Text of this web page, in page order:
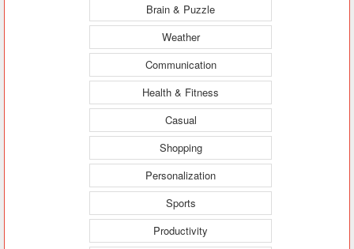
Brain & Puzzle
Weather
Communication
Health & Fitness
Casual
Shopping
Personalization
Sports
Productivity